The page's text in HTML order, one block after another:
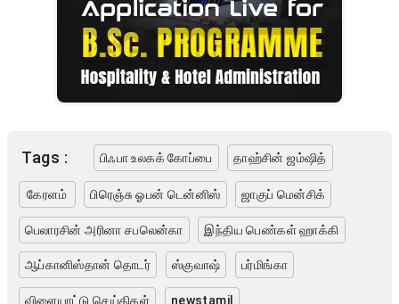
Tags : பிஃபா உலகக் கோப்பை தாஹ்சின் ஜம்ஷித்
கேரளம் பிரெஞ்சு ஓபன் டென்னிஸ் ஜாகுப் மென்சிக்
பெலாரசின் அரினா சபலென்கா இந்திய பெண்கள் ஹாக்கி
ஆப்கானிஸ்தான் தொடர் ஸ்குவாஷ் பர்மிங்கா
விளையாட்டு செய்திகள் newstamil